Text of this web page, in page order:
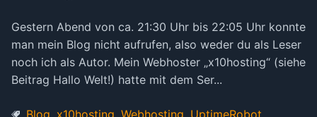
Gestern Abend von ca. 21:30 Uhr bis 22:05 Uhr konnte
man mein Blog nicht aufrufen, also weder du als Leser
noch ich als Autor. Mein Webhoster „x10hosting“ (siehe
Beitrag Hallo Welt!) hatte mit dem Ser...
Blog x10hosting Webhosting UptimeRobot